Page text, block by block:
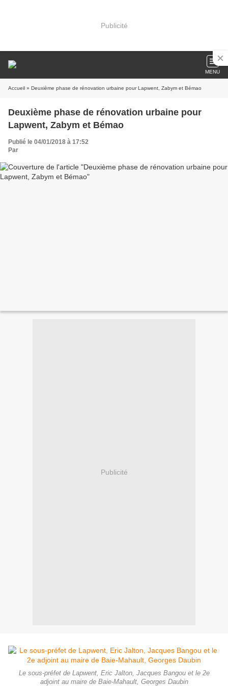
Publicité
MENU
Accueil » Deuxième phase de rénovation urbaine pour Lapwent, Zabym et Bémao
Deuxième phase de rénovation urbaine pour
Lapwent, Zabym et Bémao
Publié le 04/01/2018 à 17:52
Par
Publicité
Le sous-préfet de Lapwent, Eric Jalton, Jacques Bangou et le 2e
adjoint au maire de Baie-Mahault, Georges Daubin